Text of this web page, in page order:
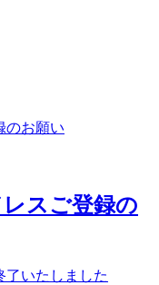
スご登録の